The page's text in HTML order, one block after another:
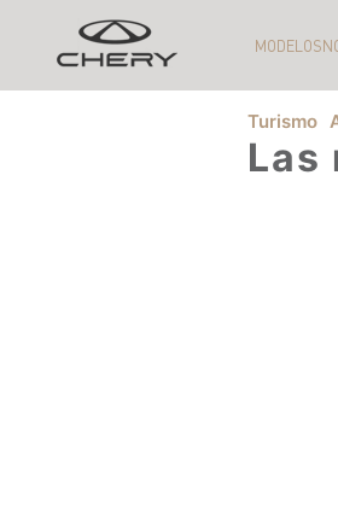
MODELOS
Turismo
Las